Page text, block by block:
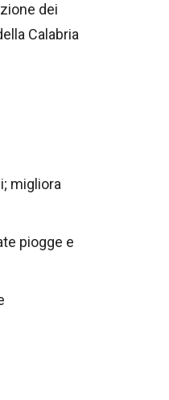
dei
Calabria
migliora
piogge e